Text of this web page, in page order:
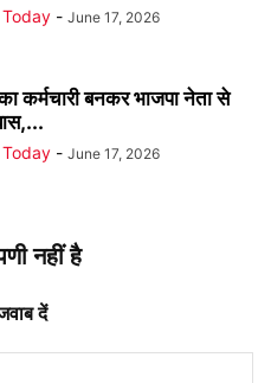
- June 17, 2026
कर्मचारी बनकर भाजपा नेता से
- June 17, 2026
नहीं है
दें